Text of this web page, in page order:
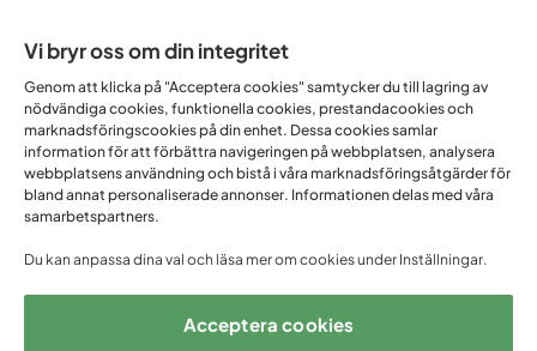
Vi finns i flera länder
Vi bryr oss om din integritet
Genom att klicka på "Acceptera cookies" samtycker du till lagring av
nödvändiga cookies, funktionella cookies, prestandacookies och
marknadsföringscookies på din enhet. Dessa cookies samlar
information för att förbättra navigeringen på webbplatsen, analysera
webbplatsens användning och bistå i våra marknadsföringsåtgärder för
bland annat personaliserade annonser. Informationen delas med våra
samarbetspartners.
Du kan anpassa dina val och läsa mer om cookies under Inställningar.
Acceptera cookies